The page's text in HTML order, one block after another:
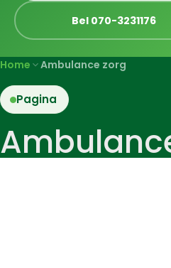
Bel 070-3231176
Home Ambulance zorg
Pagina